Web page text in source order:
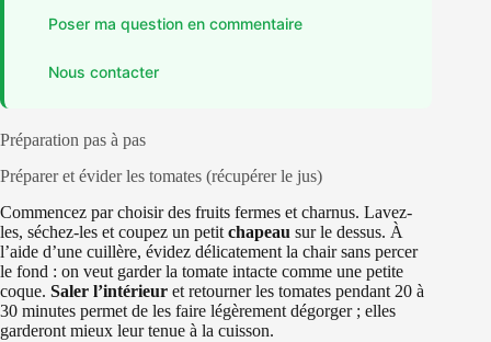
Poser ma question en commentaire
Nous contacter
Préparation pas à pas
Préparer et évider les tomates (récupérer le jus)
Commencez par choisir des fruits fermes et charnus. Lavez-
les, séchez-les et coupez un petit chapeau sur le dessus. À
l’aide d’une cuillère, évidez délicatement la chair sans percer
le fond : on veut garder la tomate intacte comme une petite
coque. Saler l’intérieur et retourner les tomates pendant 20 à
30 minutes permet de les faire légèrement dégorger ; elles
garderont mieux leur tenue à la cuisson.